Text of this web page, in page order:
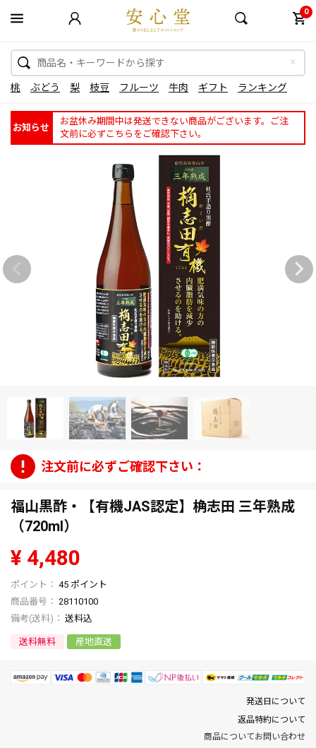
0
桃 ぶどう 梨 枝豆 フルーツ 牛肉 ギフト ランキング
お知らせ
お盆休み期間中は発送できない商品がございます。ご注
文前に必ずこちらをご確認下さい。
福山黒酢・【有機JAS認定】桷志田 三年熟成
（720ml）
¥ 4,480
45 ポイント
商品番号
28110100
送料込
送料無料 産地直送
発送日について
返品特約について
商品についてお問い合わせ